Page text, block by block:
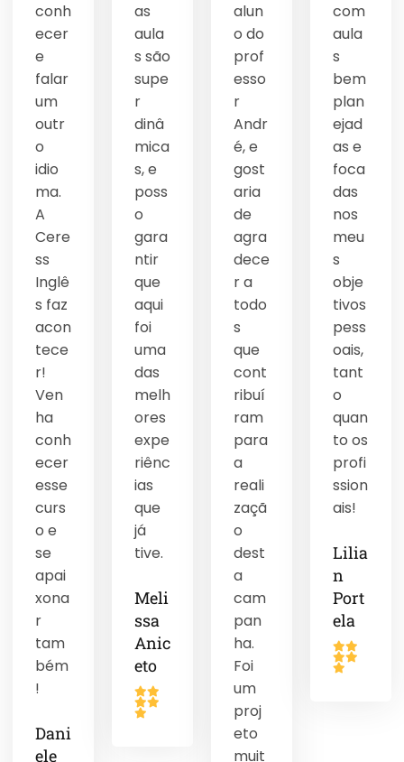
conh
ecer
e
falar
um
outr
o
idio
ma.
A
Cere
ss
Inglê
s faz
acon
tece
r!
Ven
ha
conh
ecer
esse
curs
o e
se
apai
xona
r
tam
bém
!
Dani
ele
as
aula
s são
supe
r
dinâ
mica
s, e
poss
o
gara
ntir
que
aqui
foi
uma
das
melh
ores
expe
riênc
ias
que
já
tive.
Meli
ssa
Anic
eto
alun
o do
prof
esso
r
Andr
é, e
gost
aria
de
agra
dece
r a
todo
s
que
cont
ribuí
ram
para
a
reali
zaçã
o
dest
a
cam
pan
ha.
Foi
um
proj
eto
muit
com
aula
s
bem
plan
ejad
as e
foca
das
nos
meu
s
obje
tivos
pess
oais,
tant
o
quan
to os
profi
ssion
ais!
Lilia
n
Port
ela